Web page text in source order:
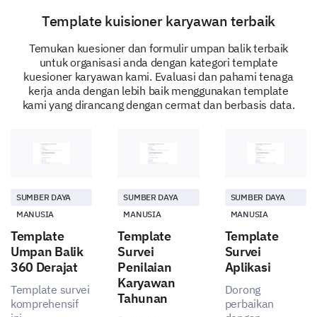
1 - Not at all effective
The effectiveness of our internal communications
Your suggestions
will allow us to improve in key areas.
recommendations you may have for the
improvement of our internal communications.
Template kuisioner karyawan terbaik
Temukan kuesioner dan formulir umpan balik terbaik
untuk organisasi anda dengan kategori template
kuesioner karyawan kami. Evaluasi dan pahami tenaga
kerja anda dengan lebih baik menggunakan template
kami yang dirancang dengan cermat dan berbasis data.
SUMBER DAYA
MANUSIA
Template
Umpan Balik
360 Derajat
Template survei
komprehensif
SUMBER DAYA
MANUSIA
Template
Survei
Penilaian
Karyawan
Tahunan
SUMBER DAYA
MANUSIA
Template
Survei
Aplikasi
Dorong
perbaikan